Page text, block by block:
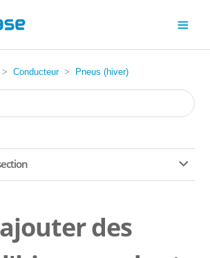
Conducteur Pneus (hiver)
pneus d'hiver pendant la durée de mon
des